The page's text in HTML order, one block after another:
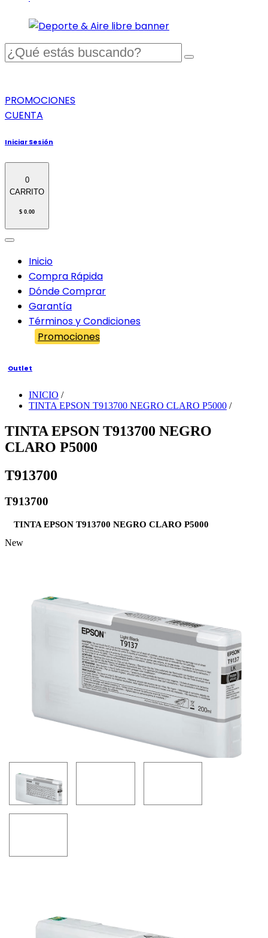
PROMOCIONES
CUENTA
Iniciar Sesión
0
CARRITO
$ 0.00
Inicio
Compra Rápida
Dónde Comprar
Garantía
Términos y Condiciones
Promociones
Outlet
INICIO /
TINTA EPSON T913700 NEGRO CLARO P5000 /
TINTA EPSON T913700 NEGRO
CLARO P5000
T913700
T913700
TINTA EPSON T913700 NEGRO CLARO P5000
New